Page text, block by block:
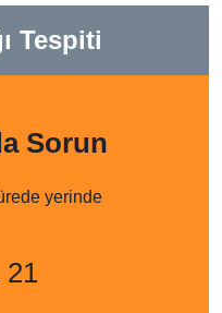
Tespiti
Sorun
yerinde
21